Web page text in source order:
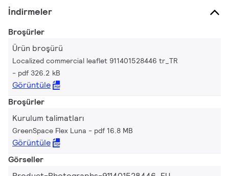
İndirmeler
Broşürler
Ürün broşürü
Localized commercial leaflet 911401528446 tr_TR
pdf 326.2 kB
Görüntüle
Broşürler
Kurulum talimatları
GreenSpace Flex Luna pdf 16.8 MB
Görüntüle
Görseller